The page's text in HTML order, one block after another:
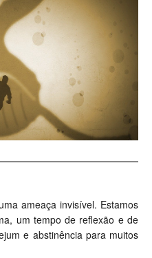
ameaça invisível. Estamos
um tempo de reflexão e de
e abstinência para muitos